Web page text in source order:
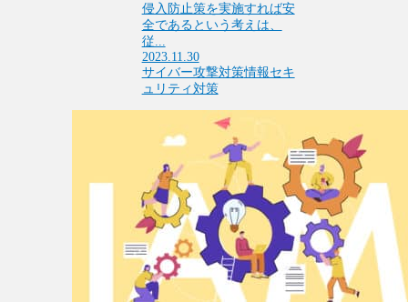
侵入防止策を実施すれば安
全であるという考えは、
従...
2023.11.30
サイバー攻撃対策情報セキ
ュリティ対策